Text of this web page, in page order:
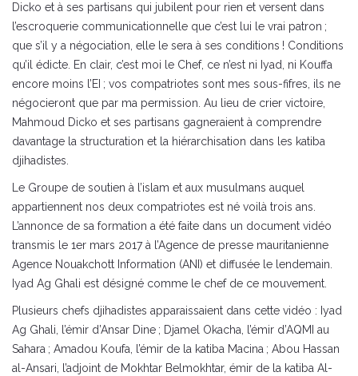
Dicko et à ses partisans qui jubilent pour rien et versent dans
l’escroquerie communicationnelle que c’est lui le vrai patron ;
que s’il y a négociation, elle le sera à ses conditions ! Conditions
qu’il édicte. En clair, c’est moi le Chef, ce n’est ni Iyad, ni Kouffa
encore moins l’EI ; vos compatriotes sont mes sous-fifres, ils ne
négocieront que par ma permission. Au lieu de crier victoire,
Mahmoud Dicko et ses partisans gagneraient à comprendre
davantage la structuration et la hiérarchisation dans les katiba
djihadistes.
Le Groupe de soutien à l’islam et aux musulmans auquel
appartiennent nos deux compatriotes est né voilà trois ans.
L’annonce de sa formation a été faite dans un document vidéo
transmis le 1er mars 2017 à l’Agence de presse mauritanienne
Agence Nouakchott Information (ANI) et diffusée le lendemain.
Iyad Ag Ghali est désigné comme le chef de ce mouvement.
Plusieurs chefs djihadistes apparaissaient dans cette vidéo : Iyad
Ag Ghali, l’émir d’Ansar Dine ; Djamel Okacha, l’émir d’AQMI au
Sahara ; Amadou Koufa, l’émir de la katiba Macina ; Abou Hassan
al-Ansari, l’adjoint de Mokhtar Belmokhtar, émir de la katiba Al-